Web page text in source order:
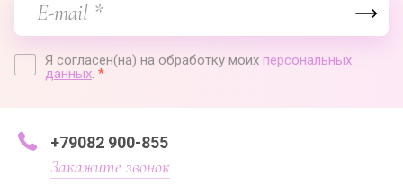
Я согласен(на) на обработку моих персональных
данных. *
+79082 900-855
Закажите звонок